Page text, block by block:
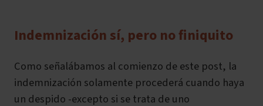
Indemnización sí, pero no finiquito
Como señalábamos al comienzo de este post, la
indemnización solamente procederá cuando haya
un despido -excepto si se trata de uno